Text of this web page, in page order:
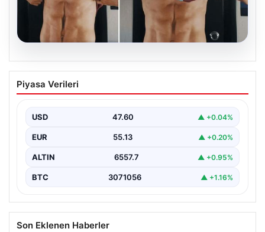
05.08.2026
Mohamed Salah’ın karnındaki görüntü
gündem olmuştu! Gerçek ortaya çıktı
Piyasa Verileri
USD 47.60 ▲ +0.04%
EUR 55.13 ▲ +0.20%
ALTIN 6557.7 ▲ +0.95%
BTC 3071056 ▲ +1.16%
Son Eklenen Haberler